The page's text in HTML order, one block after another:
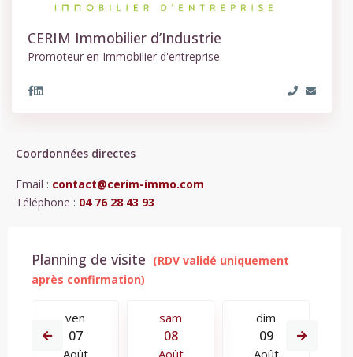
CERIM Immobilier d’Industrie
Promoteur en Immobilier d'entreprise
Coordonnées directes
Email : contact@cerim-immo.com
Téléphone : 04 76 28 43 93
Planning de visite
ven
07
Août
sam
08
Août
dim
09
Août